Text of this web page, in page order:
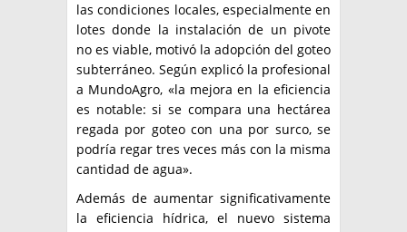
las condiciones locales, especialmente en
lotes donde la instalación de un pivote
no es viable, motivó la adopción del goteo
subterráneo. Según explicó la profesional
a MundoAgro, «la mejora en la eficiencia
es notable: si se compara una hectárea
regada por goteo con una por surco, se
podría regar tres veces más con la misma
cantidad de agua».
Además de aumentar significativamente
la eficiencia hídrica, el nuevo sistema